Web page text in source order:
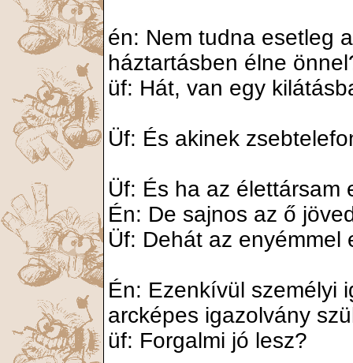
én: Nem tudna esetleg
háztartásben élne
üf: Hát, van egy
Üf: És akinek
Üf: És ha az élettársam
Én: De sajnos az ő
Üf: Dehát az enyémmel
Én: Ezenkívül személyi
arcképes igazolvány
üf: Forgalmi jó lesz?